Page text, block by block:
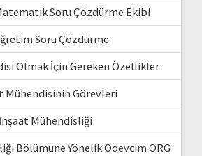
Soru Çözdürme Ekibi
Soru Çözdürme
Olmak İçin Gereken Özellikler
Mühendisinin Görevleri
İnşaat Mühendisliği
Bölümüne Yönelik Ödevcim ORG